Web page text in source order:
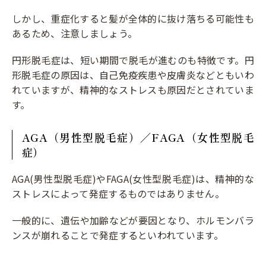
しかし、重症化すると髪が全体的に抜け落ちる可能性も
あるため、注意しましょう。
円形脱毛症は、短い期間で脱毛が進むのも特徴です。円
形脱毛症の原因は、自己免疫疾患や皮膚炎などともいわ
れていますが、精神的なストレスも原因だとされていま
す。
AGA（男性型脱毛症）／FAGA（女性型脱毛
症）
AGA(男性型脱毛症)やFAGA(女性型脱毛症)は、精神的な
ストレスによって発症するものではありません。
一般的に、遺伝や加齢などが要因となり、ホルモンバラ
ンスが崩れることで発症するといわれています。